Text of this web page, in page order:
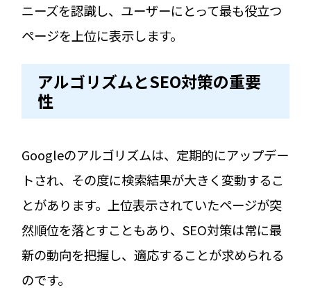
ニーズを認識し、ユーザーにとって最も役立つ
ページを上位に表示します。
アルゴリズムとSEO対策の重要
性
Googleのアルゴリズムは、定期的にアップデー
トされ、その度に検索結果が大きく変動するこ
とがあります。上位表示されていたページが突
然順位を落とすこともあり、SEO対策は常に最
新の動向を把握し、適応することが求められる
のです。